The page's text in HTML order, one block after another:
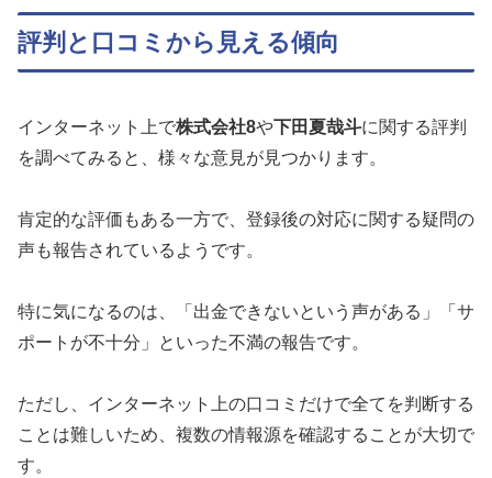
評判と口コミから見える傾向
インターネット上で株式会社8や下田夏哉斗に関する評判
を調べてみると、様々な意見が見つかります。
肯定的な評価もある一方で、登録後の対応に関する疑問の
声も報告されているようです。
特に気になるのは、「出金できないという声がある」「サ
ポートが不十分」といった不満の報告です。
ただし、インターネット上の口コミだけで全てを判断する
ことは難しいため、複数の情報源を確認することが大切で
す。